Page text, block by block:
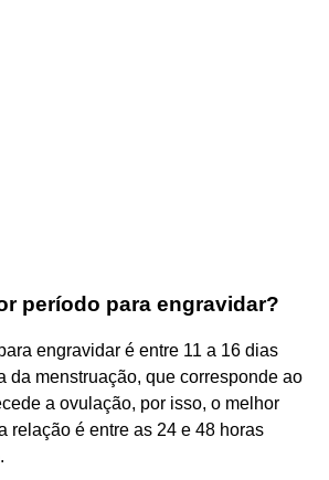
período para engravidar?
engravidar é entre 11 a 16 dias
da menstruação, que corresponde ao
a ovulação, por isso, o melhor
relação é entre as 24 e 48 horas